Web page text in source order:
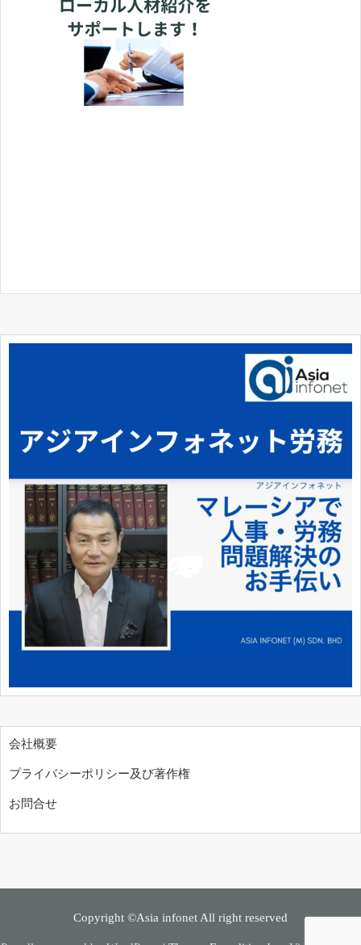
会社概要
プライバシーポリシー及び著作権
お問合せ
Copyright ©Asia infonet All right reserved